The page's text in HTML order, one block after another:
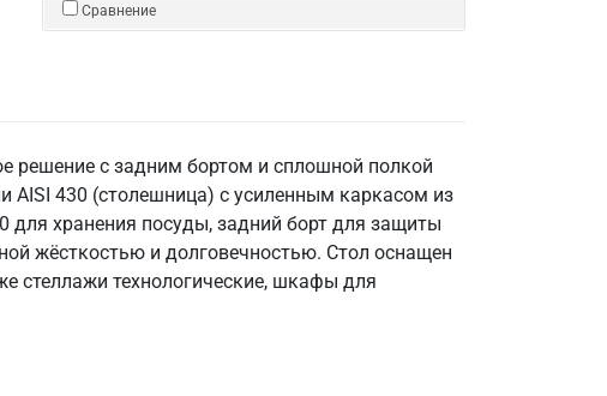
Сравнение
решение с задним бортом и сплошной полкой
430 (столешница) с усиленным каркасом из
для хранения посуды, задний борт для защиты
жёсткостью и долговечностью. Стол оснащен
стеллажи технологические, шкафы для